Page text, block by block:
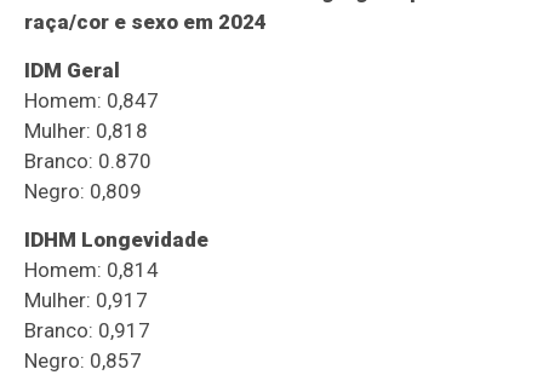
raça/cor e sexo em 2024
IDM Geral
Homem: 0,847
Mulher: 0,818
Branco: 0.870
Negro: 0,809
IDHM Longevidade
Homem: 0,814
Mulher: 0,917
Branco: 0,917
Negro: 0,857